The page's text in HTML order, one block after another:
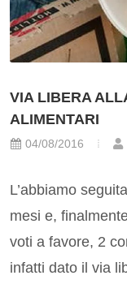
VIA LIBERA
ALIMENTARI
04/08/2016
L’abbiamo
mesi e,
voti a favore, 2
infatti dato il via